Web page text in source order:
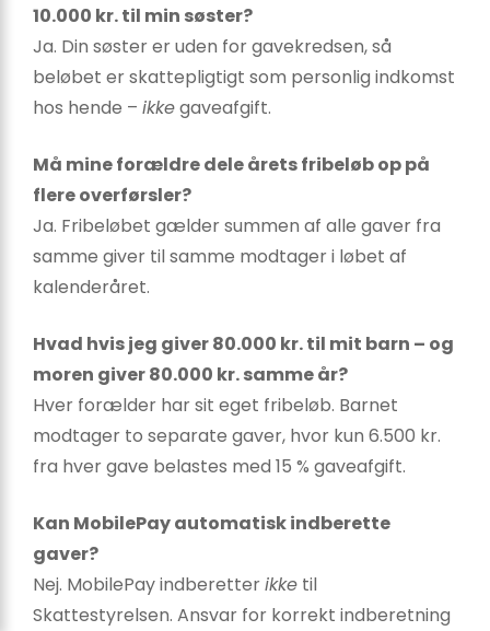
10.000 kr. til min søster?
Ja. Din søster er uden for gavekredsen, så
beløbet er skattepligtigt som personlig indkomst
hos hende – ikkegaveafgift.
Må mine forældre dele årets fribeløb op på
flere overførsler?
Ja. Fribeløbet gælder summen af alle gaver fra
samme giver til samme modtager i løbet af
kalenderåret.
Hvad hvis jeg giver 80.000 kr. til mit barn – og
moren giver 80.000 kr. samme år?
Hver forælder har sit eget fribeløb. Barnet
modtager to separate gaver, hvor kun 6.500 kr.
fra hver gave belastes med 15 % gaveafgift.
Kan MobilePay automatisk indberette
gaver?
Nej. MobilePay indberetterikke til
Skattestyrelsen. Ansvar for korrekt indberetning